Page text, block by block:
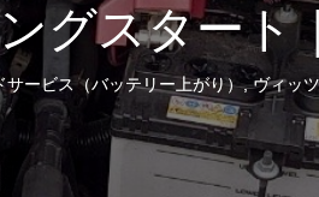
グスタート
サービス（バッテリー上がり）,ヴィッツ